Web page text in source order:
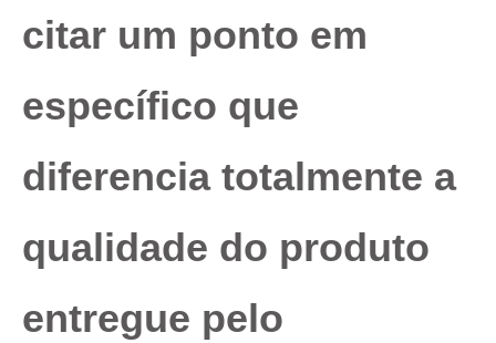
citar um ponto em
específico que
diferencia totalmente a
qualidade do produto
entregue pelo